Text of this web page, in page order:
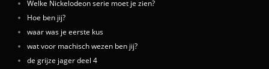
Welke Nickelodeon serie moet je zien?
Hoe ben jij?
waar was je eerste kus
wat voor machisch wezen ben jij?
de grijze jager deel 4